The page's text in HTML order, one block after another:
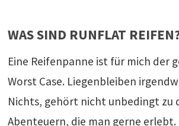
WAS SIND RUNFLAT
Eine Reifenpanne ist für mich der
Worst Case. Liegenbleiben
Nichts, gehört nicht unbedingt zu
Abenteuern, die man gerne erlebt.